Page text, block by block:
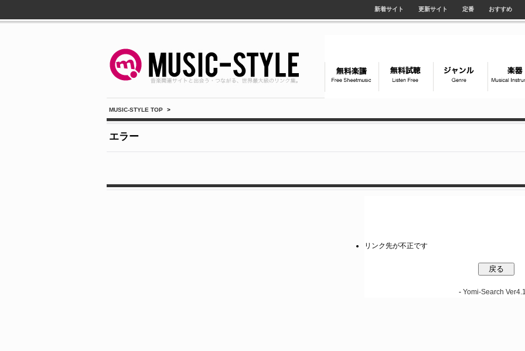
新着サイト 更新サイト 定番 おすすめ
MUSIC-STYLE TOP >
エラー
リンク先が不正です
- Yomi-Search